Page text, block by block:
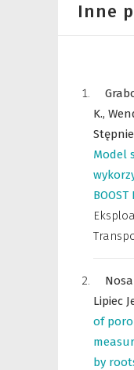
Inne
K.,
Model
BOOST
Lipiec
of
by